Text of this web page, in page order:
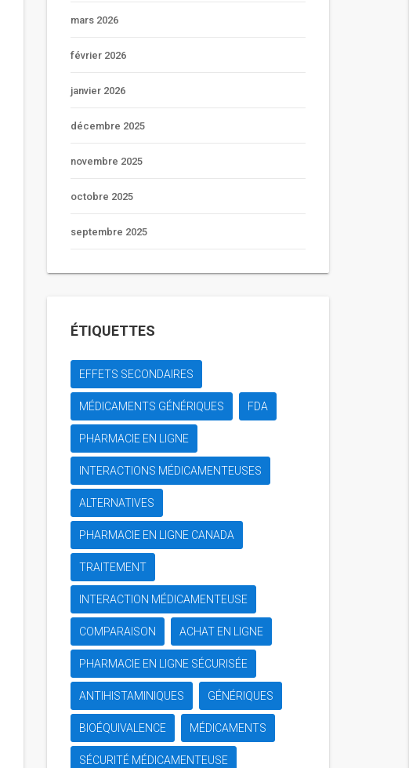
mars 2026
février 2026
janvier 2026
décembre 2025
novembre 2025
octobre 2025
septembre 2025
ÉTIQUETTES
EFFETS SECONDAIRES
MÉDICAMENTS GÉNÉRIQUES FDA
PHARMACIE EN LIGNE
INTERACTIONS MÉDICAMENTEUSES
ALTERNATIVES
PHARMACIE EN LIGNE CANADA
TRAITEMENT
INTERACTION MÉDICAMENTEUSE
COMPARAISON ACHAT EN LIGNE
PHARMACIE EN LIGNE SÉCURISÉE
ANTIHISTAMINIQUES GÉNÉRIQUES
BIOÉQUIVALENCE MÉDICAMENTS
SÉCURITÉ MÉDICAMENTEUSE